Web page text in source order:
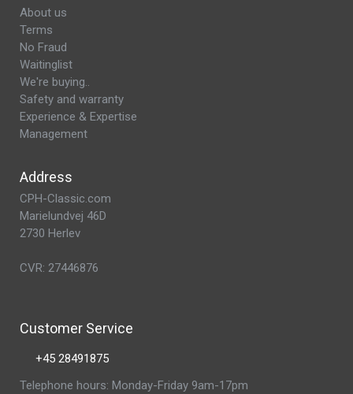
About us
Terms
No Fraud
Waitinglist
We're buying..
Safety and warranty
Experience & Expertise
Management
Address
CPH-Classic.com
Marielundvej 46D
2730 Herlev
CVR: 27446876
Customer Service
+45 28491875
Telephone hours: Monday-Friday 9am-17pm